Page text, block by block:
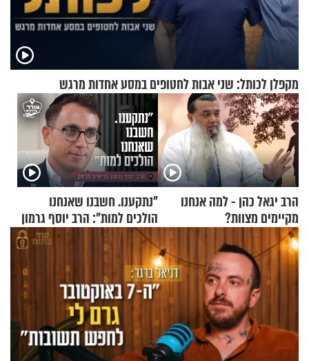
מקפלן לכותל: שני אבות לחטופים במסע אחדות מרגש
הרב יגאל כהן - למה אנחנו
מקיימים מצוות?
"נתקענו. חשבנו שאנחנו
הולכים למות": הרב יוסף גרמון
בריאיון מרתק